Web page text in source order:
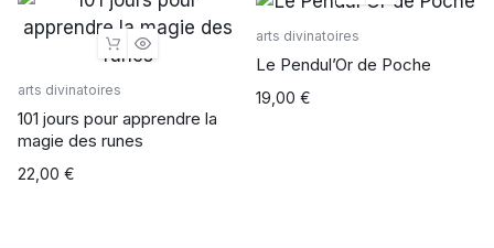
arts divinatoires
101 jours pour apprendre la
magie des runes
22,00 €
arts divinatoires
Le Pendul’Or de Poche
19,00 €